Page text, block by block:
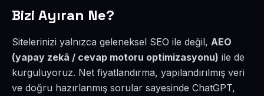
Bizi Ayıran Ne?
Sitelerinizi yalnızca geleneksel SEO ile değil, AEO
(yapay zekâ / cevap motoru optimizasyonu) ile de
kurguluyoruz. Net fiyatlandırma, yapılandırılmış veri
ve doğru hazırlanmış sorular sayesinde ChatGPT,